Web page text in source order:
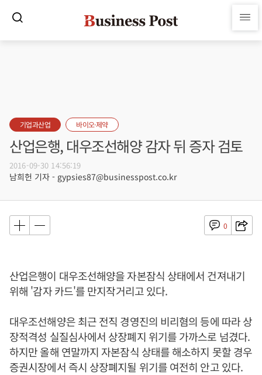
기업과산업 바이오·제약
산업은행, 대우조선해양 감자 뒤 증자 검토
2016-09-30 14:56:19
남희헌 기자 - gypsies87@businesspost.co.kr
0
산업은행이 대우조선해양을 자본잠식 상태에서 건져내기
위해 '감자 카드'를 만지작거리고 있다.
대우조선해양은 최근 전직 경영진의 비리혐의 등에 따라 상
장적격성 실질심사에서 상장폐지 위기를 가까스로 넘겼다.
하지만 올해 연말까지 자본잠식 상태를 해소하지 못할 경우
증권시장에서 즉시 상장폐지될 위기를 여전히 안고 있다.